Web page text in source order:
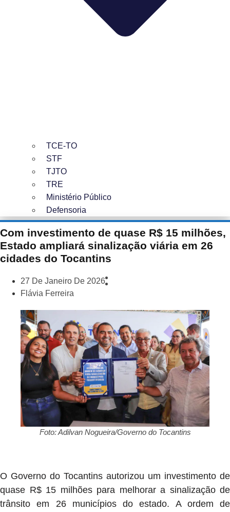
TCE-TO
STF
TJTO
TRE
Ministério Público
Defensoria
Com investimento de quase R$ 15 milhões,
Estado ampliará sinalização viária em 26
cidades do Tocantins
27 De Janeiro De 2026
Flávia Ferreira
Foto: Adilvan Nogueira/Governo do Tocantins
O Governo do Tocantins autorizou um investimento de
quase R$ 15 milhões para melhorar a sinalização de
trânsito em 26 municípios do estado. A ordem de